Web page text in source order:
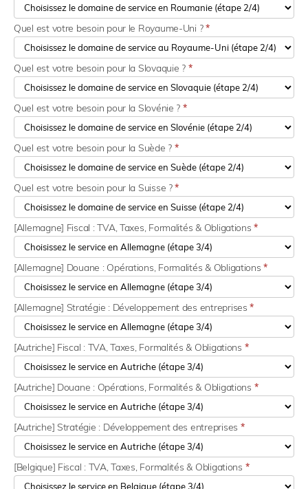
Quel est votre besoin pour le Royaume-Uni ?*
Quel est votre besoin pour la Slovaquie ? *
Quel est votre besoin pour la Slovénie ? *
Quel est votre besoin pour la Suède ? *
Quel est votre besoin pour la Suisse ?*
[Allemagne] Fiscal : TVA, Taxes, Formalités & Obligations*
[Allemagne] Douane : Opérations, Formalités & Obligations*
[Allemagne] Stratégie : Développement des entreprises*
[Autriche] Fiscal : TVA, Taxes, Formalités & Obligations *
[Autriche] Douane : Opérations, Formalités & Obligations *
[Autriche] Stratégie : Développement des entreprises *
[Belgique] Fiscal : TVA, Taxes, Formalités & Obligations *